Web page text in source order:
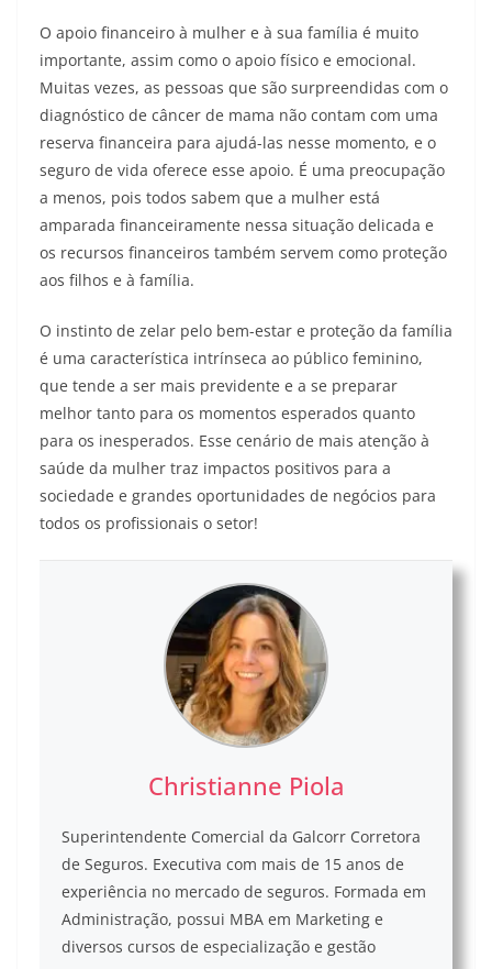
O apoio financeiro à mulher e à sua família é muito
importante, assim como o apoio físico e emocional.
Muitas vezes, as pessoas que são surpreendidas com o
diagnóstico de câncer de mama não contam com uma
reserva financeira para ajudá-las nesse momento, e o
seguro de vida oferece esse apoio. É uma preocupação
a menos, pois todos sabem que a mulher está
amparada financeiramente nessa situação delicada e
os recursos financeiros também servem como proteção
aos filhos e à família.
O instinto de zelar pelo bem-estar e proteção da família
é uma característica intrínseca ao público feminino,
que tende a ser mais previdente e a se preparar
melhor tanto para os momentos esperados quanto
para os inesperados. Esse cenário de mais atenção à
saúde da mulher traz impactos positivos para a
sociedade e grandes oportunidades de negócios para
todos os profissionais o setor!
Christianne Piola
Superintendente Comercial da Galcorr Corretora
de Seguros. Executiva com mais de 15 anos de
experiência no mercado de seguros. Formada em
Administração, possui MBA em Marketing e
diversos cursos de especialização e gestão